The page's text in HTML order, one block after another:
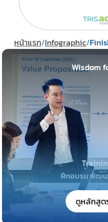
หน้าแรก/Infographic/
Wisdom
ฝึกอบรม พัฒน
ดูหลักสูต